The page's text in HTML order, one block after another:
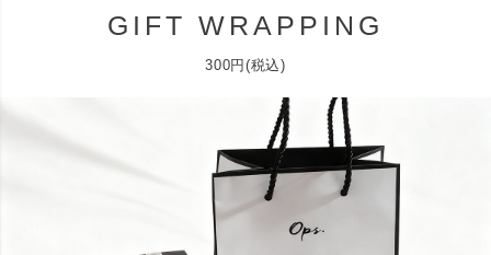
GIFT WRAPPING
300円(税込)